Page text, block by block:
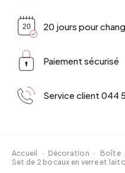
20 jours pour
Paiement sécurisé
Service client 044
Accueil · Décoration · Boîte
Set de 2 bocaux en verre et